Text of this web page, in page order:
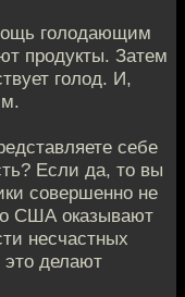
голодающим
продукты. Затем
голод. И,
себе
Если да, то вы
совершенно не
США оказывают
несчастных
делают